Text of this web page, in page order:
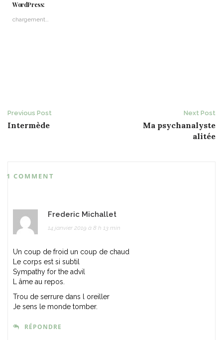
WordPress:
chargement…
Post
Previous Post
Intermède
Next Post
Ma psychanalyste
alitée
1 COMMENT
Frederic Michallet
14 janvier 2019 à 8 h 13 min
Un coup de froid un coup de chaud
Le corps est si subtil
Sympathy for the advil
L âme au repos.
Trou de serrure dans l oreiller
Je sens le monde tomber.
RÉPONDRE